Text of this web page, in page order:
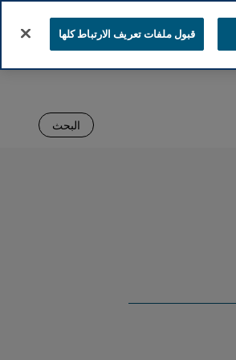
البحث
قبول ملفات تعريف الارتباط كلها